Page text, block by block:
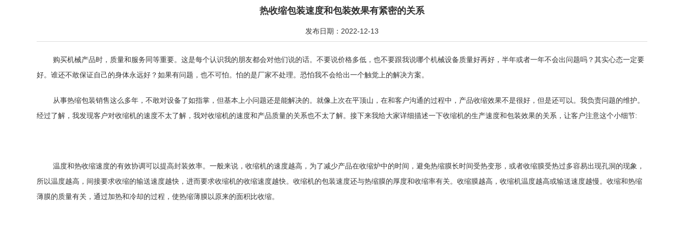
热收缩包装速度和包装效果有紧密的关系
发布日期：2022-12-13
购买机械产品时，质量和服务同等重要。这是每个认识我的朋友都会对他们说的话。不要说价格多低，也不要跟我说哪个机械设备质量好再好，半年或者一年不会出问题吗？其实心态一定要
好。谁还不敢保证自己的身体永远好？如果有问题，也不可怕。怕的是厂家不处理。恐怕我不会给出一个触觉上的解决方案。
从事热缩包装销售这么多年，不敢对设备了如指掌，但基本上小问题还是能解决的。就像上次在平顶山，在和客户沟通的过程中，产品收缩效果不是很好，但是还可以。我负责问题的维护。
经过了解，我发现客户对收缩机的速度不太了解，我对收缩机的速度和产品质量的关系也不太了解。接下来我给大家详细描述一下收缩机的生产速度和包装效果的关系，让客户注意这个小细节:
温度和热收缩速度的有效协调可以提高封装效率。一般来说，收缩机的速度越高，为了减少产品在收缩炉中的时间，避免热缩膜长时间受热变形，或者收缩膜受热过多容易出现孔洞的现象，
所以温度越高，间接要求收缩的输送速度越快，进而要求收缩机的收缩速度越快。收缩机的包装速度还与热缩膜的厚度和收缩率有关。收缩膜越高，收缩机温度越高或输送速度越慢。收缩和热缩
薄膜的质量有关，通过加热和冷却的过程，使热缩薄膜以原来的面积比收缩。